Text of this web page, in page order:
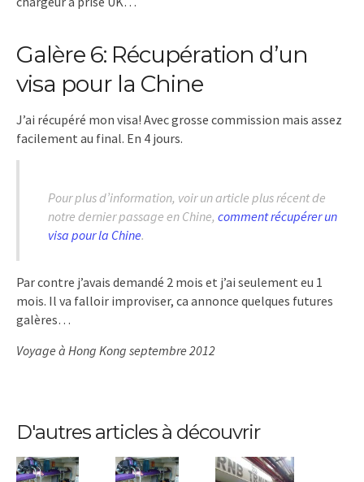
Galère 6: Récupération d’un
visa pour la Chine
J’ai récupéré mon visa! Avec grosse commission mais assez
facilement au final. En 4 jours.
Pour plus d’information, voir un article plus récent de
notre dernier passage en Chine, comment récupérer un
visa pour la Chine.
Par contre j’avais demandé 2 mois et j’ai seulement eu 1
mois. Il va falloir improviser, ca annonce quelques futures
galères…
Voyage à Hong Kong septembre 2012
D'autres articles à découvrir